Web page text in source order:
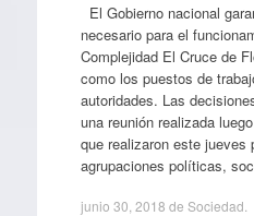
El Gobierno nacional
necesario para el
Complejidad El Cruce de
como los puestos de
autoridades. Las
una reunión realizada
que realizaron este jueves
agrupaciones políticas,
junio 30, 2018 de Sociedad